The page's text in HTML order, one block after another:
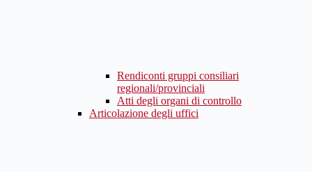
Rendiconti gruppi consiliari
regionali/provinciali
Atti degli organi di controllo
Articolazione degli uffici